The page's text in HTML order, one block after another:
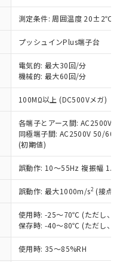
測定条件: 周囲温度 20±2℃、
プッシュインPlus端子台
電気的: 最大30回/分
機械的: 最大60回/分
100MΩ以上 (DC500Vメガ)
各端子とアース間: AC2500V
同極端子間: AC2500V 50/
(初期値)
誤動作: 10～55Hz 複振幅
誤動作: 最大1000m/s2 (接点
使用時: -25～70℃ (ただし、氷
保存時: -40～80℃ (ただし、氷
使用時: 35～85%RH
き、同意のうえ
制御機器事業取扱
および標準価格
いただくもので
扱商品の中には、
となる商品もある
い。
格照会結果は、
時点での社内デー
るものであり、閲
際の在庫および標
合があることをご
び標準価格はお客
はお客様担当のオ
店・当社販売員に
指令（10物質）の
指令（10物質）の
または確認中の
ど無形物で、有
品です。
含有部品として
した場合などや
ります。
1000ppm以下、 カド
、ポリ臭化ビフェニル
ジフェニルエーテル類
ビス(2-エチルヘキシ
以下、フタル酸ブチ
下、フタル酸ジブチル
酸ジイソブチル
び制御機器に対する
率が中国RoHSの
します。
率が中国RoHSの
示します。
販売部門へお問
PBBs(ポリ臭化ビフェ
臭化ジフェニルエーテ
、 DIBP(フタル酸ジ
タル酸ブチルベンジ
製品のうち、外国
に定める商品
という）を輸出
する場合は、日本
たは役務取引許
必要な手続きを
棄する場合は、完
違法に輸出されな
じます。
核兵器、ミサイ
庫あり
ないが在庫あり